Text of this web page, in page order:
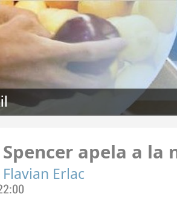
apela a la
Erlac